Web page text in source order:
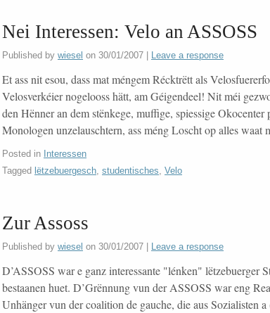
Nei Interessen: Velo an ASSOSS
Published by wiesel on 30/01/2007 Leave a response
Et ass nit esou, dass mat méngem Récktrëtt als
Velosverkéier nogelooss hätt, am Géigendeel! Nit méi
den Hënner an dem stënkege, muffige, spiessige
Monologen unzelauschtern, ass méng Loscht op alles
Posted in Interessen
Tagged lëtzebuergesch, studentisches, Velo
Zur Assoss
Published by wiesel on 30/01/2007 Leave a response
D’ASSOSS war e ganz interessante "lénken" lëtzebuerger
bestaanen huet. D’Grënnung vun der ASSOSS war eng
Unhänger vun der coalition de gauche, die aus Sozialisten